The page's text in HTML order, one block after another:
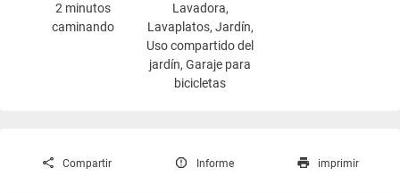
2 minutos
caminando
Lavadora,
Lavaplatos, Jardín,
Uso compartido del
jardín, Garaje para
bicicletas
Compartir Informe imprimir